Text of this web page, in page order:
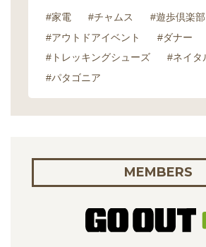
#家電 #チャムス #遊歩倶楽部
#アウトドアイベント
#ダナー
#トレッキングシューズ
#ネイタ
#パタゴニア
MEMBERS